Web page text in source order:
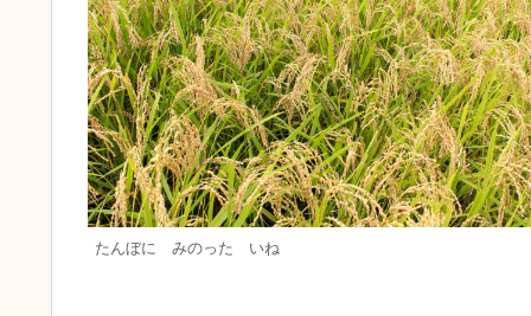
たんぼに みのった いね